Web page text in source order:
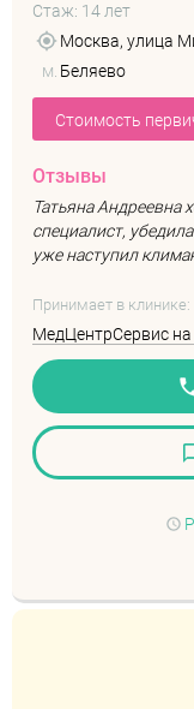
Стаж: 14 лет
Москва, улица
м. Беляево
Стоимость
Отзывы
Татьяна Андреевна
специалист,
уже наступил
Принимает в клинике:
МедЦентрСервис на